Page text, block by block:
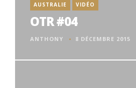
AUSTRALIE VIDÉO
OTR #04
ANTHONY 8 DÉCEMBRE 2015